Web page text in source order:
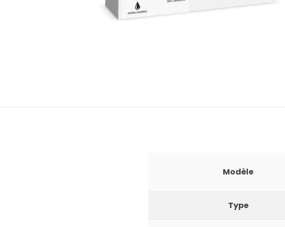
Modèle
Type